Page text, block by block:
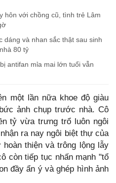
hôn với chồng cũ, tình trẻ Lâm
dáng và nhan sắc thật sau sinh
80 tỷ
antifan mỉa mai lớn tuổi vẫn
một lần nữa khoe độ giàu
ảnh chụp trước nhà. Cô
tỷ vừa trưng trổ luôn ngôi
ra nay ngôi biệt thự của
thiện và trông lộng lẫy
còn tiếp tục nhấn mạnh "tổ
đầy ẩn ý và ghép hình ảnh